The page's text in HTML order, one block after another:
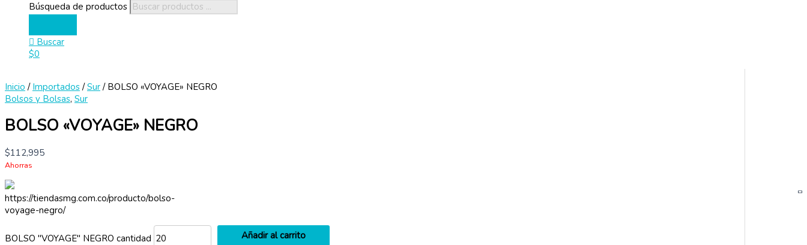
Búsqueda de productos
Buscar
$0
Inicio / Importados/Sur/ BOLSO «VOYAGE» NEGRO
Bolsos y Bolsas, Sur
BOLSO «VOYAGE» NEGRO
$112,995
Ahorras
https://tiendasmg.com.co/producto/bolso-
voyage-negro/
BOLSO "VOYAGE" NEGRO cantidad
Añadir al carrito